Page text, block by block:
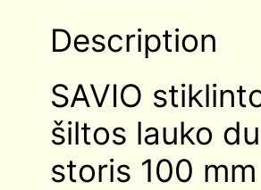
Description
SAVIO
šiltos lauko
storis 100 mm